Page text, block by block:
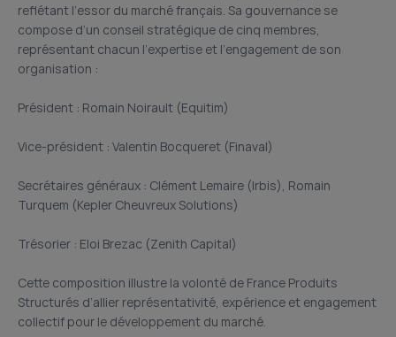
reflétant l’essor du marché français. Sa gouvernance se
compose d’un conseil stratégique de cinq membres,
représentant chacun l’expertise et l’engagement de son
organisation :
Président : Romain Noirault (Equitim)
Vice-président : Valentin Bocqueret (Finaval)
Secrétaires généraux : Clément Lemaire (Irbis), Romain
Turquem (Kepler Cheuvreux Solutions)
Trésorier : Eloi Brezac (Zenith Capital)
Cette composition illustre la volonté de France Produits
Structurés d’allier représentativité, expérience et engagement
collectif pour le développement du marché.